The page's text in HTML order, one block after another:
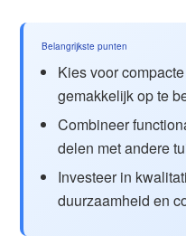
Belangrijkste punten
Kies voor
gemakkelijk op te
Combineer
delen met andere
Investeer in
duurzaamheid en